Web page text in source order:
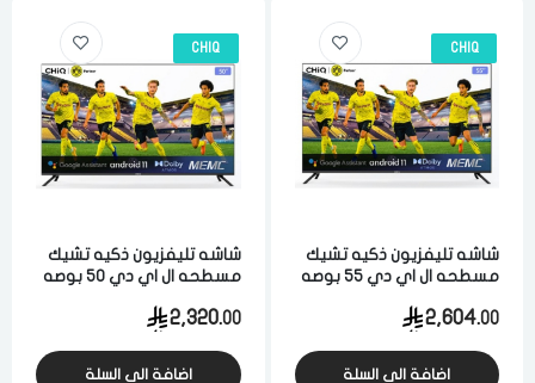
CHIQ
شاشه تليفزيون ذكيه تشيك
مسطحه ال اي دي 55 بوصه
بدون اطار اسود
2,604.00
اضافة الى السلة
CHIQ
شاشه تليفزيون ذكيه تشيك
مسطحه ال اي دي 50 بوصه
بدون اطار اسود
2,320.00
اضافة الى السلة